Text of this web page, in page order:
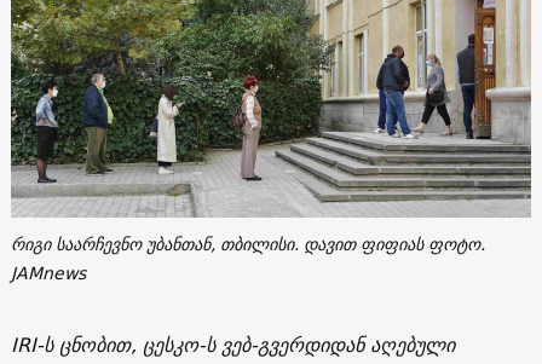
რიგი საარჩევნო უბანთან, თბილისი. დავით ფიფიას ფოტო.
JAMnews
IRI-ს ცნობით, ცესკო-ს ვებ-გვერდიდან აღებული